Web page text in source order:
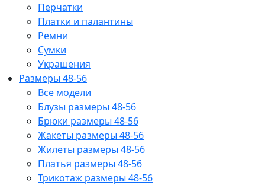
Перчатки
Платки и палантины
Ремни
Сумки
Украшения
Размеры 48-56
Все модели
Блузы размеры 48-56
Брюки размеры 48-56
Жакеты размеры 48-56
Жилеты размеры 48-56
Платья размеры 48-56
Трикотаж размеры 48-56